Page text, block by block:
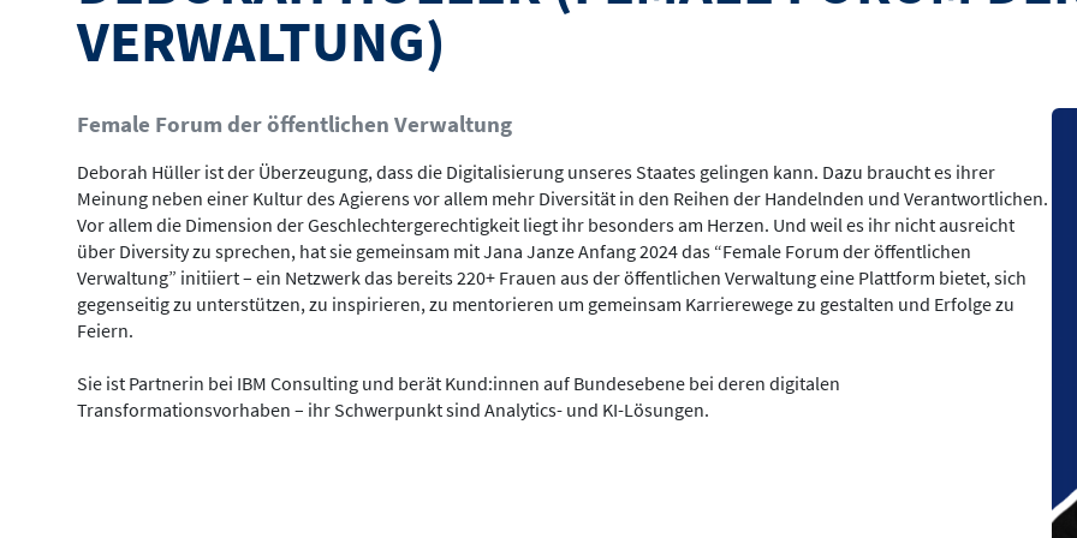
VERWALTUNG)
Female Forum der öffentlichen Verwaltung
Deborah Hüller ist der Überzeugung, dass die Digitalisierung unseres Staates gelingen kann. Dazu braucht es ihrer
Meinung neben einer Kultur des Agierens vor allem mehr Diversität in den Reihen der Handelnden und Verantwortlichen.
Vor allem die Dimension der Geschlechtergerechtigkeit liegt ihr besonders am Herzen. Und weil es ihr nicht ausreicht
über Diversity zu sprechen, hat sie gemeinsam mit Jana Janze Anfang 2024 das “Female Forum der öffentlichen
Verwaltung” initiiert – ein Netzwerk das bereits 220+ Frauen aus der öffentlichen Verwaltung eine Plattform bietet, sich
gegenseitig zu unterstützen, zu inspirieren, zu mentorieren um gemeinsam Karrierewege zu gestalten und Erfolge zu
Feiern.
Sie ist Partnerin bei IBM Consulting und berät Kund:innen auf Bundesebene bei deren digitalen
Transformationsvorhaben – ihr Schwerpunkt sind Analytics- und KI-Lösungen.